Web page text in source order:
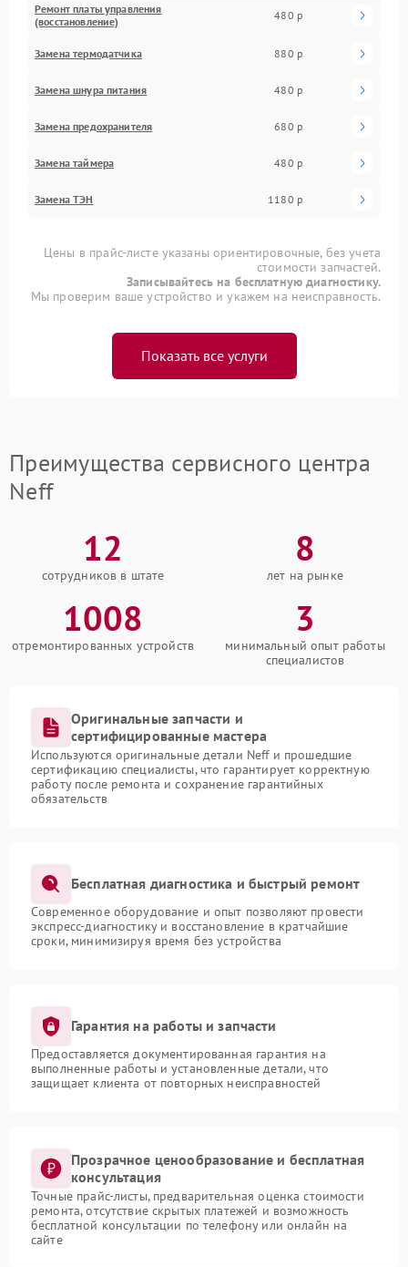
Ремонт платы управления
(восстановление)
480 р
Замена термодатчика 880 р
Замена шнура питания 480 р
Замена предохранителя 680 р
Замена таймера 480 р
Замена ТЭН 1180 р
Цены в прайс-листе указаны ориентировочные, без учета
стоимости запчастей.
Записывайтесь на бесплатную диагностику.
Мы проверим ваше устройство и укажем на неисправность.
Показать все услуги
Преимущества сервисного центра
Neff
12
сотрудников в штате
8
лет на рынке
1008
отремонтированных устройств
3
минимальный опыт работы
специалистов
Оригинальные запчасти и
сертифицированные мастера
Используются оригинальные детали Neff и прошедшие
сертификацию специалисты, что гарантирует корректную
работу после ремонта и сохранение гарантийных
обязательств
Бесплатная диагностика и быстрый ремонт
Современное оборудование и опыт позволяют провести
экспресс-диагностику и восстановление в кратчайшие
сроки, минимизируя время без устройства
Гарантия на работы и запчасти
Предоставляется документированная гарантия на
выполненные работы и установленные детали, что
защищает клиента от повторных неисправностей
Прозрачное ценообразование и бесплатная
консультация
Точные прайс-листы, предварительная оценка стоимости
ремонта, отсутствие скрытых платежей и возможность
бесплатной консультации по телефону или онлайн на
сайте